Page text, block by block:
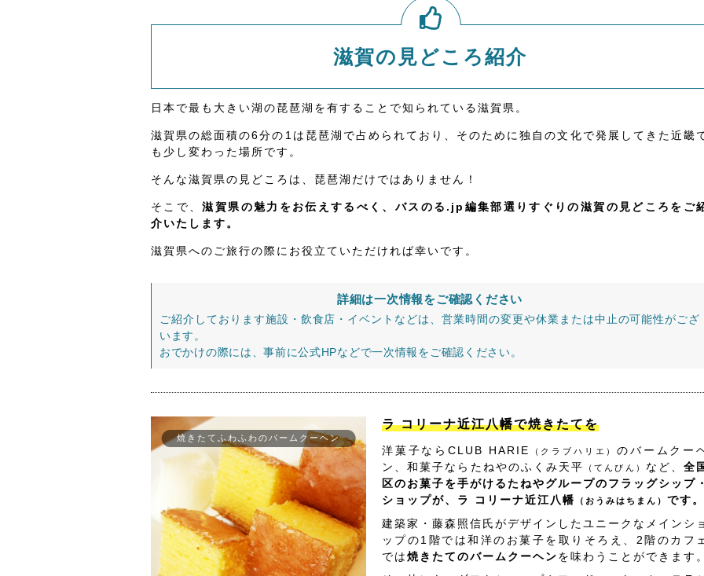
滋賀の見どころ紹介
日本で最も大きい湖の琵琶湖を有することで知られている滋賀県。
滋賀県の総面積の6分の1は琵琶湖で占められており、そのために独自の文化で発展してきた近畿
も少し変わった場所です。
そんな滋賀県の見どころは、琵琶湖だけではありません！
そこで、滋賀県の魅力をお伝えするべく、バスのる.jp編集部選りすぐりの滋賀の見どころをご
介いたします。
滋賀県へのご旅行の際にお役立ていただければ幸いです。
詳細は一次情報をご確認ください
ご紹介しております施設・飲食店・イベントなどは、営業時間の変更や休業または中止の可能性がござ
います。
おでかけの際には、事前に公式HPなどで一次情報をご確認ください。
焼きたてふわふわのバームクーヘン
ラ コリーナ近江八幡で焼きたてを
洋菓子ならCLUB HARIE （クラブハリエ）のバームクー
ン、和菓子ならたねやのふくみ天平
（てんびん） など、 全
区のお菓子を手がけるたねやグループのフラッグシップ
ショップが、ラ コリーナ近江八幡
（おうみはちまん） です。
建築家・藤森照信氏がデザインしたユニークなメインシ
ップの1階では和洋のお菓子を取りそろえ、2階のカフ
では焼きたてのバームクーヘンを味わうことができます